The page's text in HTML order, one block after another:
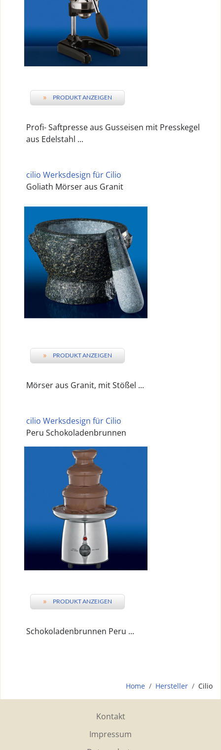
» PRODUKT ANZEIGEN
Profi- Saftpresse aus Gusseisen mit Presskegel
aus Edelstahl ...
cilio Werksdesign für Cilio
Goliath Mörser aus Granit
» PRODUKT ANZEIGEN
Mörser aus Granit, mit Stößel ...
cilio Werksdesign für Cilio
Peru Schokoladenbrunnen
» PRODUKT ANZEIGEN
Schokoladenbrunnen Peru ...
Home Hersteller Cilio
Kontakt
Impressum